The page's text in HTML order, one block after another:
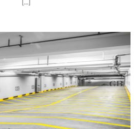
[...]